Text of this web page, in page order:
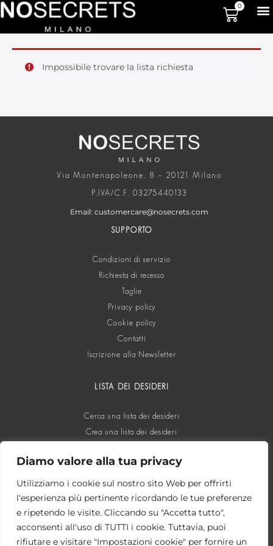
Diamo valore alla tua privacy
Utilizziamo i cookie sul nostro sito Web per offrirti
l'esperienza più pertinente ricordando le tue preferenze
e ripetendo le visite. Cliccando su "Accetta tutto",
acconsenti all'uso di TUTTI i cookie. Tuttavia, puoi
rifiutare e visitare "Impostazioni cookie" per fornire un
0
Impossibile trovare la lista richiesta
Via Montenapoleone, 8 – 20121 Milano
P.IVA/C.F. 03275440133
Email: customercare@nosecrets.com
SUPPORTO
Condizioni di servizio
Richiesta di recesso
Taglie
Privacy policy
Cookie policy
Contatti
Iscrizione alla Newsletter
LISTA DEI DESIDERI
Cerca una lista dei desideri
Crea una lista dei desideri
SOCIAL